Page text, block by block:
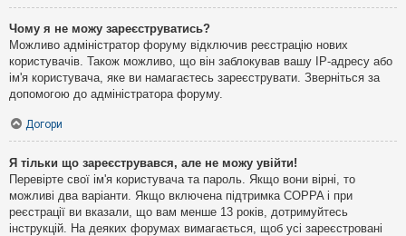
Чому я не можу зареєструватись?
Можливо адміністратор форуму відключив реєстрацію нових
користувачів. Також можливо, що він заблокував вашу IP-адресу або
ім'я користувача, яке ви намагаєтесь зареєструвати. Зверніться за
допомогою до адміністратора форуму.
Догори
Я тільки що зареєструвався, але не можу увійти!
Перевірте свої ім'я користувача та пароль. Якщо вони вірні, то
можливі два варіанти. Якщо включена підтримка COPPA і при
реєстрації ви вказали, що вам менше 13 років, дотримуйтесь
інструкцій. На деяких форумах вимагається, щоб усі зареєстровані